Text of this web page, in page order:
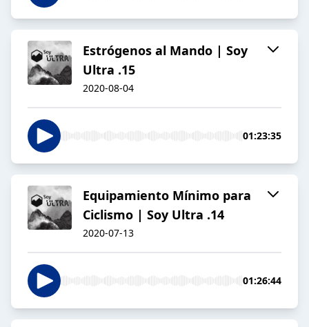
Estrógenos al Mando | Soy
Ultra .15
2020-08-04
01:23:35
Equipamiento Mínimo para
Ciclismo | Soy Ultra .14
2020-07-13
01:26:44